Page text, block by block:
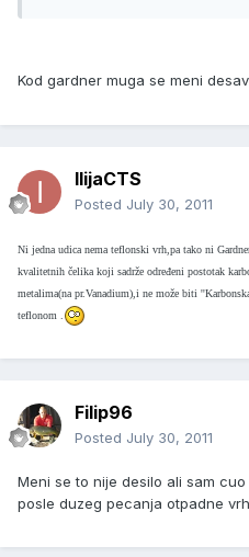
Kod gardner muga se meni
IlijaCTS
Posted July 30, 2011
Ni jedna udica nema teflonski vrh,pa tako ni
kvalitetnih čelika koji sadrže određeni postotak
metalima(na pr.Vanadium),i ne može biti
teflonom .
Filip96
Posted July 30, 2011
Meni se to nije desilo ali sam
posle duzeg pecanja otpadne